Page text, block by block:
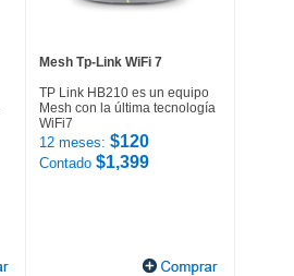
Mesh Tp-Link WiFi 7
TP Link HB210 es un equipo
Mesh con la última tecnología
WiFi7
12 meses: $120
Contado $1,399